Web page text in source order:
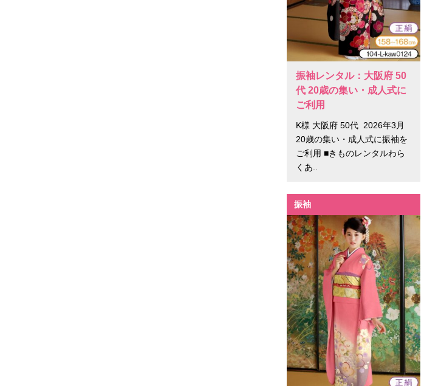
振袖レンタル：大阪府 50
代 20歳の集い・成人式に
ご利用
K様 大阪府 50代 2026年3月
20歳の集い・成人式に振袖を
ご利用 ■きものレンタルわら
くあ..
振袖